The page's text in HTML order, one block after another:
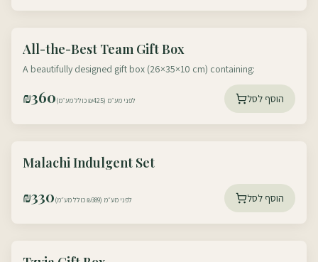
All-the-Best Team Gift Box
A beautifully designed gift box (26×35×10 cm) containing:
₪360 לפני מע״מ (₪425 כולל מע״מ) הוסף לסל
Malachi Indulgent Set
₪330 לפני מע״מ (₪389 כולל מע״מ) הוסף לסל